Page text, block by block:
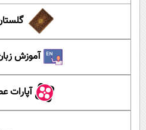
آموزش
آپارات